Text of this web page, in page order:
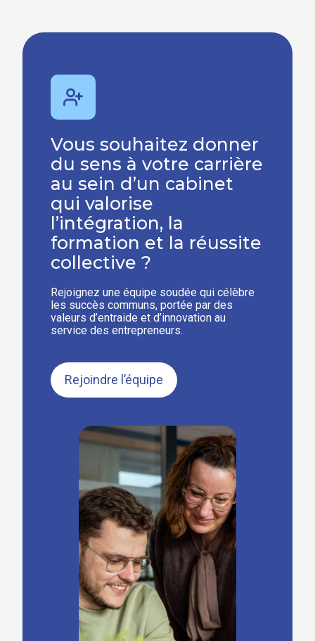
Vous souhaitez donner
du sens à votre carrière
au sein d’un cabinet
qui valorise
l’intégration, la
formation et la réussite
collective ?
Rejoignez une équipe soudée qui célèbre
les succès communs, portée par des
valeurs d’entraide et d’innovation au
service des entrepreneurs.
Rejoindre l’équipe